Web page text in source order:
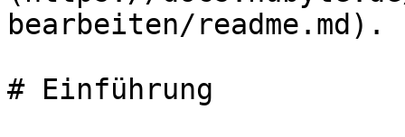
bearbeiten/readme.md).
# Einführung